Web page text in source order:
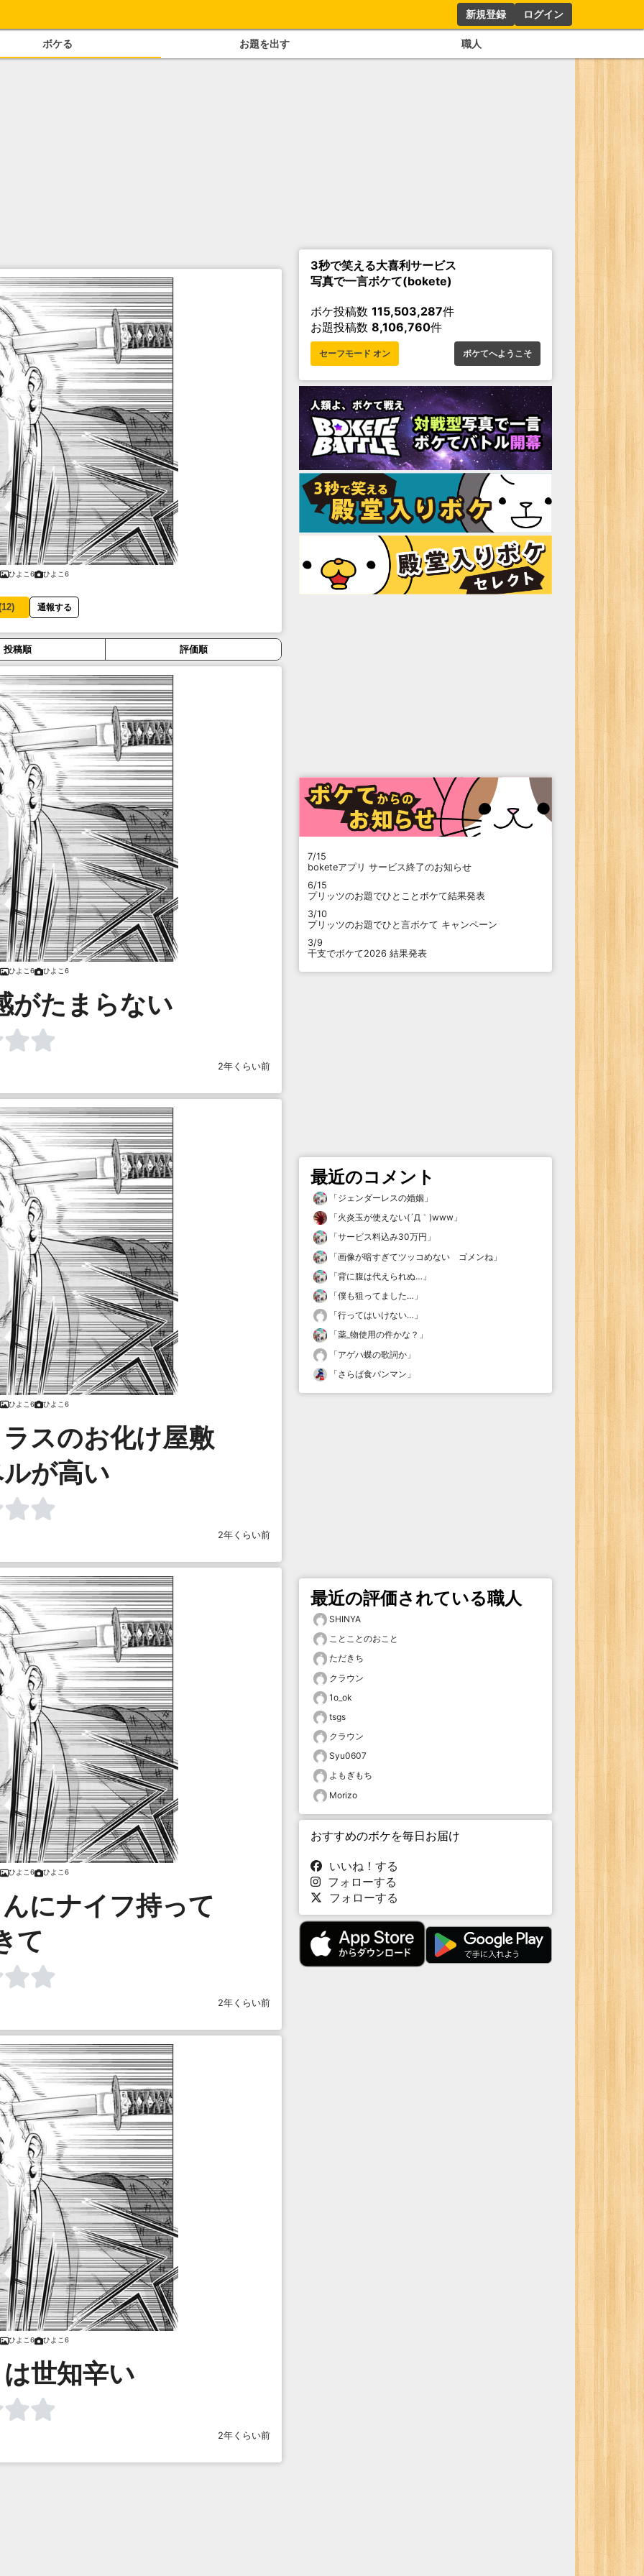
新規登録 ログイン
ボケる お題を出す 職人
ひよこ6 ひよこ6
12) 通報する
投稿順 評価順
ひよこ6 ひよこ6
がたまらない
2年くらい前
ひよこ6 ひよこ6
スのお化け屋敷
が高い
2年くらい前
ひよこ6 ひよこ6
にナイフ持って
て
2年くらい前
ひよこ6 ひよこ6
世知辛い
2年くらい前
3秒で笑える大喜利サービス
写真で一言ボケて(bokete)
ボケ投稿数 115,503,287件
お題投稿数 8,106,760件
セーフモード オン ボケてへようこそ
7/15
boketeアプリ サービス終了のお知らせ
6/15
プリッツのお題でひとことボケて結果発表
3/10
プリッツのお題でひと言ボケて キャンペーン
3/9
干支でボケて2026 結果発表
最近のコメント
「ジェンダーレスの婚姻 」
「火炎玉が使えない(´Д｀)www 」
「サービス料込み30万円 」
「画像が暗すぎてツッコめない ゴメンね 」
「背に腹は代えられぬ… 」
「僕も狙ってました… 」
「行ってはいけない… 」
「薬_物使用の件かな？ 」
「アゲハ蝶の歌詞か 」
「さらば食パンマン 」
最近の評価されている職人
SHINYA
ことことのおこと
ただきち
クラウン
1o_ok
tsgs
クラウン
Syu0607
よもぎもち
Morizo
おすすめのボケを毎日お届け
いいね！する
フォローする
フォローする